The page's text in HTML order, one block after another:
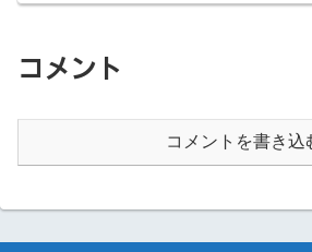
コメント
コメントを書き込